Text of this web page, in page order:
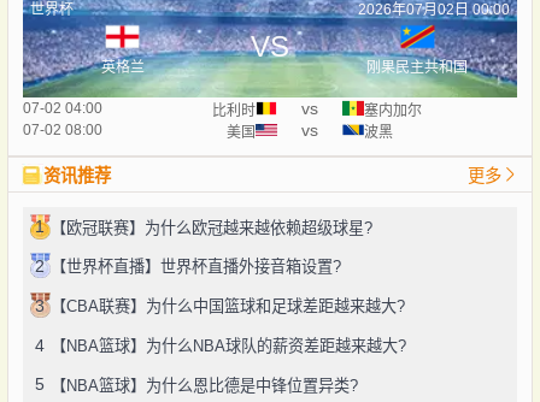
世界杯 2026年07月02日 00:00
英格兰
VS
刚果民主共和国
07-02 04:00 比利时 vs
塞内加尔
07-02 08:00
美国 vs 波黑
资讯推荐 更多
1 【欧冠联赛】为什么欧冠越来越依赖超级球星?
2 【世界杯直播】世界杯直播外接音箱设置?
3 【CBA联赛】为什么中国篮球和足球差距越来越大?
4 【NBA篮球】为什么NBA球队的薪资差距越来越大?
5 【NBA篮球】为什么恩比德是中锋位置异类?